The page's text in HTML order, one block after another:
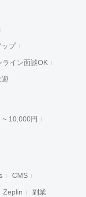
ップ
ライン面談OK
~ 10,000円
CMS
Zeplin 副業